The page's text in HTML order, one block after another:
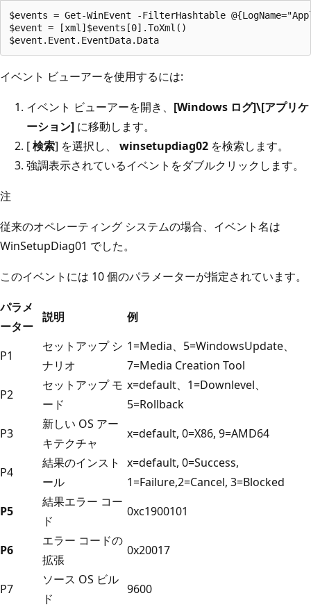
$events = Get-WinEvent -FilterHashtable
$event = [xml]$events[0].ToXml()
イベント ビューアーを使用するには:
イベント ビューアーを開き、 [Windows ログ]\[アプリケ
ーション] に移動します。
[検索] を選択し、 winsetupdiag02 を検索します。
強調表示されているイベントをダブルクリックします。
注
従来のオペレーティング システムの場合、イベント名は
WinSetupDiag01 でした。
このイベントには 10 個のパラメーターが指定されています。
パラメ
ーター
説明 例
P1
セットアップ シ
ナリオ
1=Media、5=WindowsUpdate、
7=Media Creation Tool
P2
セットアップ モ
ード
x=default、1=Downlevel、
5=Rollback
P3
新しい OS アー
キテクチャ
x=default, 0=X86, 9=AMD64
P4
結果のインスト
ール
x=default, 0=Success,
1=Failure,2=Cancel, 3=Blocked
P5
結果エラー コー
ド
0xc1900101
P6
エラー コードの
拡張
0x20017
P7
ソース OS ビル
ド
9600